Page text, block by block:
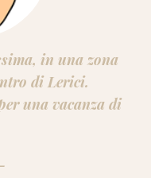
il Golfo dei Poeti,
della Toscana.
comfortevoli!